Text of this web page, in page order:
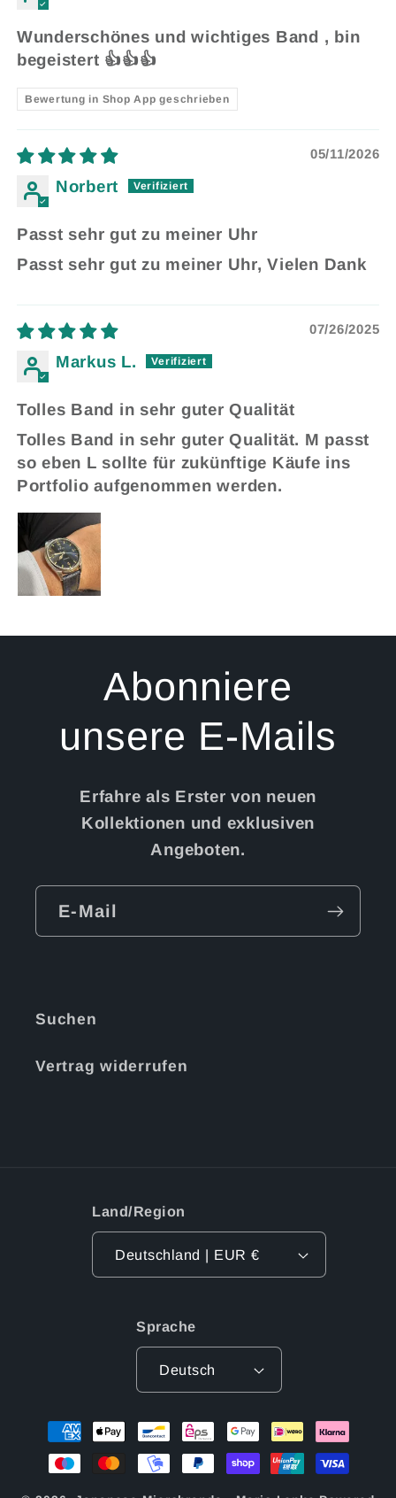
Wunderschönes und wichtiges Band , bin
begeistert 👍👍👍
Bewertung in Shop App geschrieben
05/11/2026
Norbert
Passt sehr gut zu meiner Uhr
Passt sehr gut zu meiner Uhr, Vielen Dank
07/26/2025
Markus L.
Tolles Band in sehr guter Qualität
Tolles Band in sehr guter Qualität. M passt
so eben L sollte für zukünftige Käufe ins
Portfolio aufgenommen werden.
Abonniere
unsere E-Mails
Erfahre als Erster von neuen
Kollektionen und exklusiven
Angeboten.
E-Mail
Suchen
Vertrag widerrufen
Land/Region
Deutschland | EUR €
Sprache
Deutsch
Zahlungsmethoden